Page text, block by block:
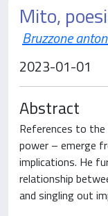
Mito,
Bruzzone
2023-01-01
Abstract
References to
power – emerge
implications. He
relationship
and singling out